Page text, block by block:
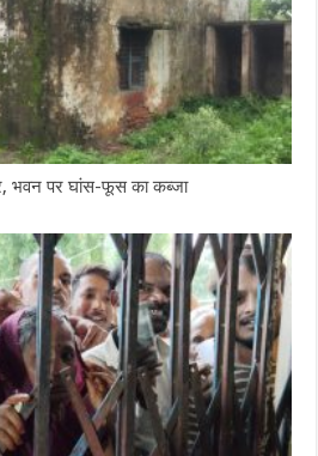
भवन पर घांस-फूस का कब्जा